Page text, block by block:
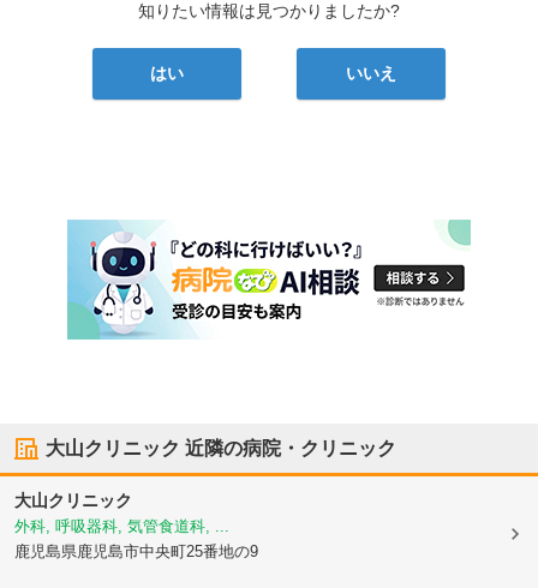
知りたい情報は見つかりましたか?
はい いいえ
大山クリニック 近隣の病院・クリニック
大山クリニック
外科, 呼吸器科, 気管食道科, ...
鹿児島県鹿児島市中央町25番地の9